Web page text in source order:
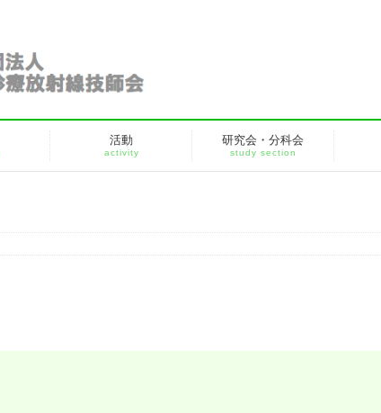
活動
activity
研究会・分科会
study section